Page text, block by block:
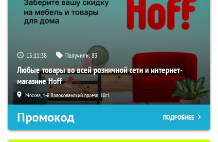
15:11:38 Получили:83
Любые товары во всей розничной сети и интернет-
магазине Hoff
Москва, 1-й Волоколамский проезд, 10с1
Промокод ПОДРОБНЕЕ